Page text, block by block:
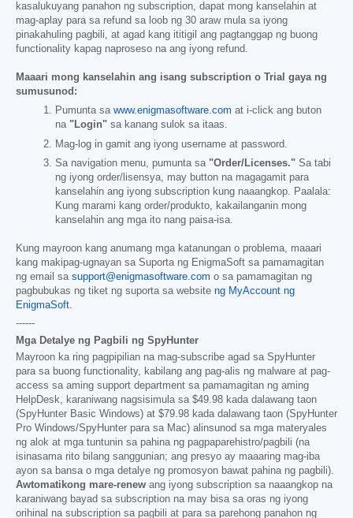
kasalukuyang panahon ng subscription, dapat mong kanselahin at
mag-aplay para sa refund sa loob ng 30 araw mula sa iyong
pinakahuling pagbili, at agad kang ititigil ang pagtanggap ng buong
functionality kapag naproseso na ang iyong refund.
Maaari mong kanselahin ang isang subscription o Trial gaya ng
sumusunod:
Pumunta sa www.enigmasoftware.com at i-click ang buton
na "Login" sa kanang sulok sa itaas.
Mag-log in gamit ang iyong username at password.
Sa navigation menu, pumunta sa "Order/Licenses." Sa tabi
ng iyong order/lisensya, may button na magagamit para
kanselahin ang iyong subscription kung naaangkop. Paalala:
Kung marami kang order/produkto, kakailanganin mong
kanselahin ang mga ito nang paisa-isa.
Kung mayroon kang anumang mga katanungan o problema, maaari
kang makipag-ugnayan sa Suporta ng EnigmaSoft sa pamamagitan
ng email sa support@enigmasoftware.com o sa pamamagitan ng
pagbubukas ng tiket ng suporta sa website ng MyAccount ng
EnigmaSoft.
------
Mga Detalye ng Pagbili ng SpyHunter
Mayroon ka ring pagpipilian na mag-subscribe agad sa SpyHunter
para sa buong functionality, kabilang ang pag-alis ng malware at pag-
access sa aming support department sa pamamagitan ng aming
HelpDesk, karaniwang nagsisimula sa $49.98 kada dalawang taon
(SpyHunter Basic Windows) at $79.98 kada dalawang taon (SpyHunter
Pro Windows/SpyHunter para sa Mac) alinsunod sa mga materyales
ng alok at mga tuntunin sa pahina ng pagpaparehistro/pagbili (na
isinasama rito bilang sanggunian; ang presyo ay maaaring mag-iba
ayon sa bansa o mga detalye ng promosyon bawat pahina ng pagbili).
Awtomatikong mare-renew ang iyong subscription sa naaangkop na
karaniwang bayad sa subscription na may bisa sa oras ng iyong
orihinal na subscription sa pagbili at para sa parehong panahon ng